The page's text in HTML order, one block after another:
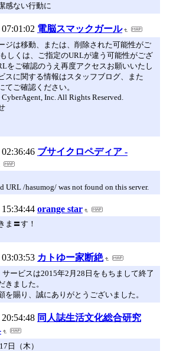
感ない行動に
電脳スマックガール
ジは移動、または、削除された可能性がご
しくは、ご指定のURLが違う可能性がござ
をご確認のうえ再度アクセスお願いいたし
スに関する情報はスタッフブログ、また
てご確認ください。
Inc. All Rights Reserved.
ブサイクロペディア -
URL /hasumog/ was not found on this server.
orange star
ま〓す！
カトゆー家断絶
サービスは2015年2月28日をもちまして終了
きました。
を賜り、誠にありがとうございました。
同人誌生活文化総合研究
日（木）